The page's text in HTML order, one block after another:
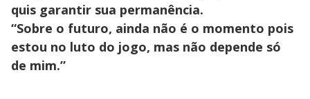
quis garantir sua permanência.
“Sobre o futuro, ainda não é o momento pois
estou no luto do jogo, mas não depende só
de mim.”